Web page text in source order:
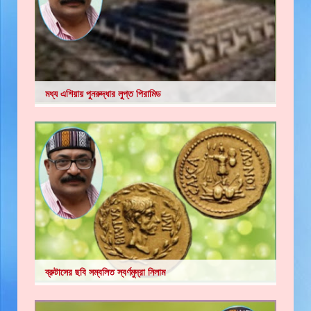
মধ্য এশিয়ায় পুনরুদ্ধার লুপ্ত পিরামিড
ব্রুটাসের ছবি সম্বলিত স্বর্ণমুদ্রা নিলাম